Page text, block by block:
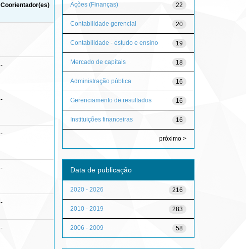
Coorientador(es)
-
-
-
-
-
-
-
22
Ações (Finanças)
20
Contabilidade gerencial
19
Contabilidade - estudo e ensino
18
Mercado de capitais
16
Administração pública
16
Gerenciamento de resultados
16
Instituições financeiras
próximo >
Data de publicação
216
2020 - 2026
283
2010 - 2019
58
2006 - 2009